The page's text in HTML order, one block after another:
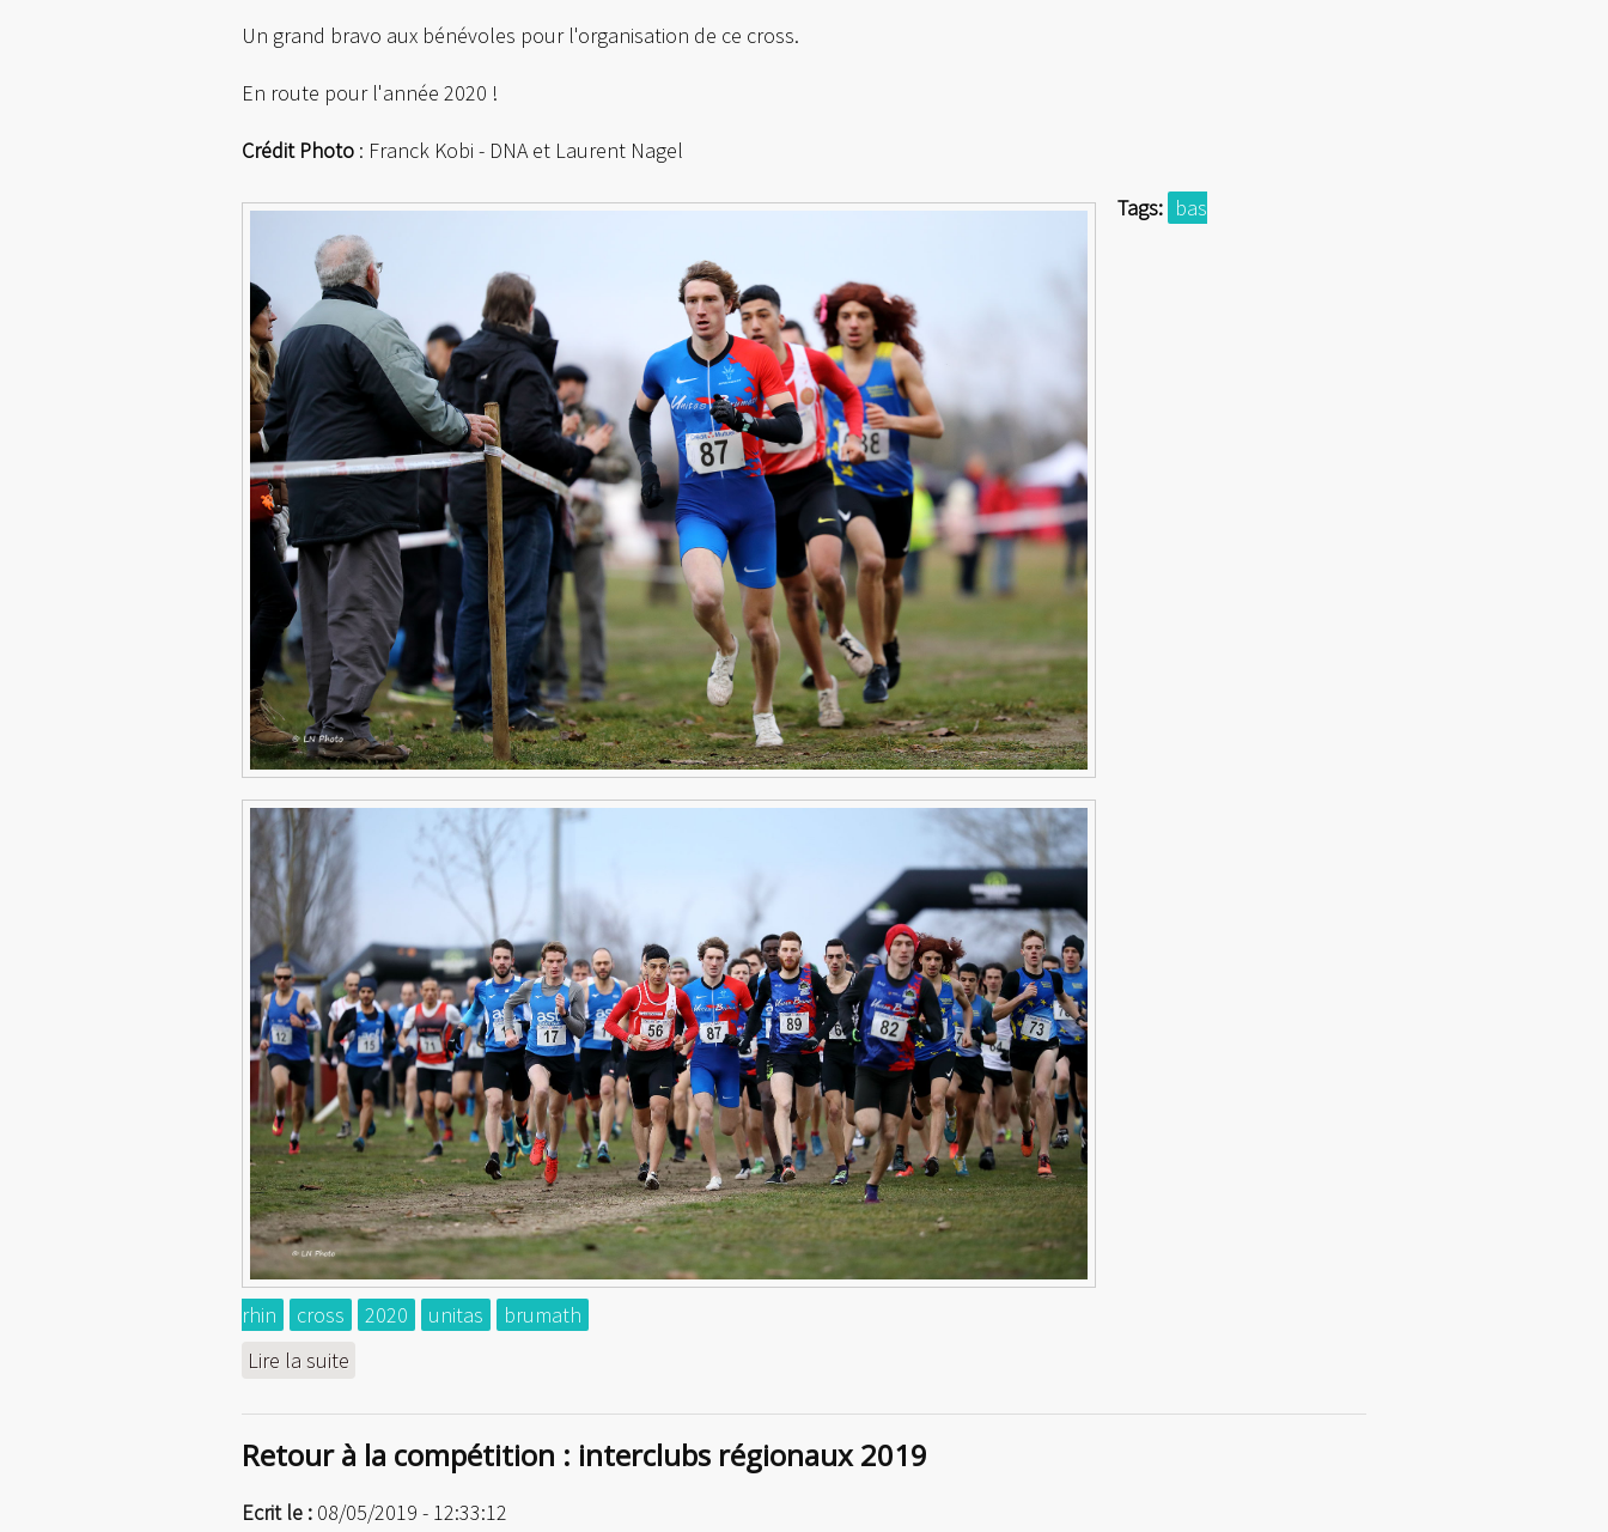
Un grand bravo aux bénévoles pour l'organisation de ce cross.
En route pour l'année 2020 !
Crédit Photo : Franck Kobi - DNA et Laurent Nagel
Tags: bas
rhin cross 2020 unitas
brumath
Lire la suite
Retour à la compétition : interclubs régionaux 2019
Ecrit le : 08/05/2019 - 12:33:12